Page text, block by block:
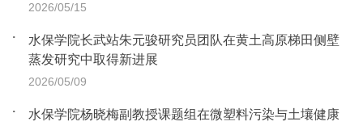
2026/05/15
水保学院长武站朱元骏研究员团队在黄土高原梯田侧壁
蒸发研究中取得新进展
2026/05/09
水保学院杨晓梅副教授课题组在微塑料污染与土壤健康